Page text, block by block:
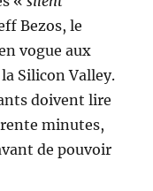
Bezos, le
vogue aux
Silicon Valley.
doivent lire
minutes,
de pouvoir